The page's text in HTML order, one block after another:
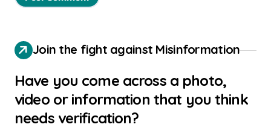
Join the fight against Misinformation
Have you come across a photo,
video or information that you think
needs verification?